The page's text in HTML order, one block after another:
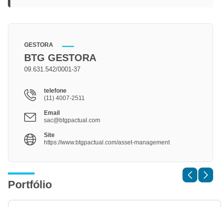
GESTORA
BTG GESTORA
09.631.542/0001-37
telefone
(11) 4007-2511
Email
sac@btgpactual.com
Site
https://www.btgpactual.com/asset-management
Portfólio